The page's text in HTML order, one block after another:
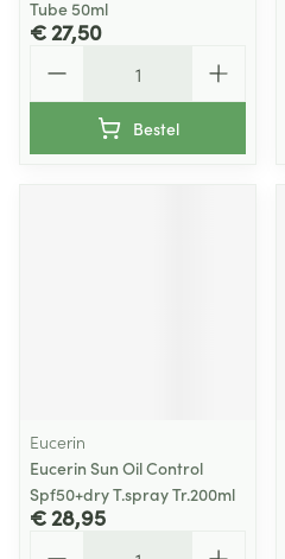
Tube 50ml
€ 27,50
Bestel
Eucerin
Eucerin Sun Oil Control
Spf50+dry T.spray Tr.200ml
€ 28,95